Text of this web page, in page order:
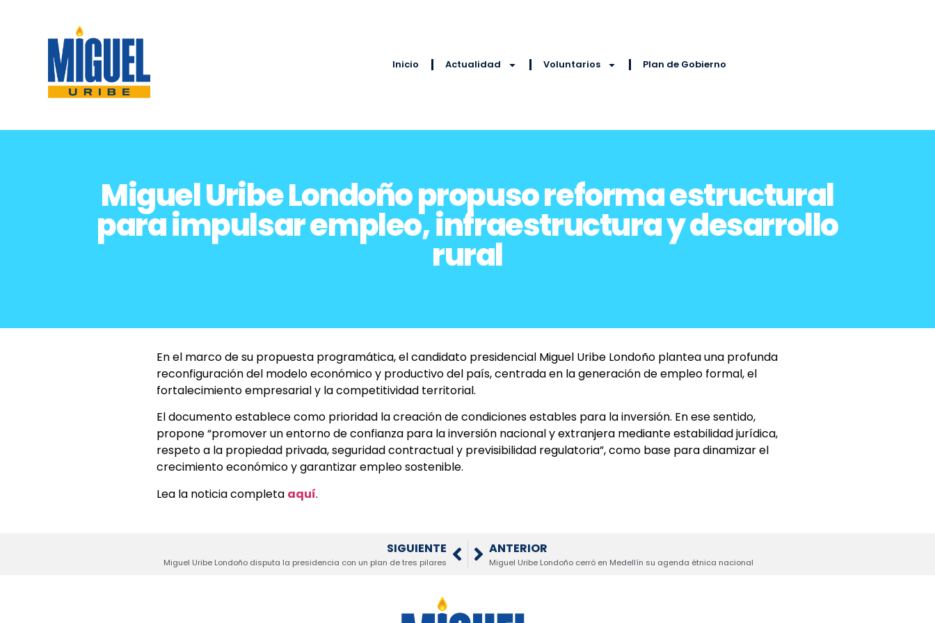
Inicio Actualidad Voluntarios Plan de Gobierno
Miguel Uribe Londoño propuso reforma estructural
para impulsar empleo, infraestructura y desarrollo
rural
En el marco de su propuesta programática, el candidato presidencial Miguel Uribe Londoño plantea una profunda
reconfiguración del modelo económico y productivo del país, centrada en la generación de empleo formal, el
fortalecimiento empresarial y la competitividad territorial.
El documento establece como prioridad la creación de condiciones estables para la inversión. En ese sentido,
propone “promover un entorno de confianza para la inversión nacional y extranjera mediante estabilidad jurídica,
respeto a la propiedad privada, seguridad contractual y previsibilidad regulatoria”, como base para dinamizar el
crecimiento económico y garantizar empleo sostenible.
Lea la noticia completa aquí.
ANTERIOR
Miguel Uribe Londoño cerró en Medellín su agenda étnica nacional
SIGUIENTE
Miguel Uribe Londoño disputa la presidencia con un plan de tres pilares